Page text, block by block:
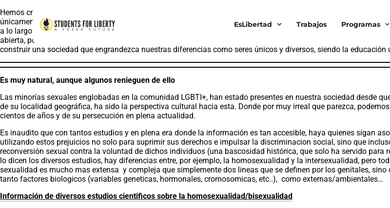
EsLibertad Trabajos Programas
Hemos crecido rodeados de personas que nos han hecho creer que, de forma reduccionista y sesgada, temas
únicamente de dos líneas únicas y obligatorias, supuestamente definidas por tu sexo al nacer (hombre y
a lo largo y ancho de sus vidas, ya no solo siendo discriminados, sino directamente perseguidos y violentados.
abierta, por ello no solo resulta fundamental defender cada una de sus libertades y derechos, sino
construir una sociedad que engrandezca nuestras diferencias como seres únicos y diversos, siendo la
Es muy natural, aunque algunos renieguen de ello
Las minorías sexuales englobadas en la comunidad LGBTI+, han estado presentes en nuestra sociedad desde
de su localidad geográfica, ha sido la perspectiva cultural hacia esta. Donde por muy irreal que parezca,
cientos de años y de su persecución en plena actualidad.
Es inaudito que con tantos estudios y en plena era donde la información es tan accesible, haya quienes sigan
utilizando estos prejuicios no solo para suprimir sus derechos e impulsar la discriminacion social, sino que
reconversión sexual contra la voluntad de dichos individuos (una bascosidad histórica, que solo ha servido
lo dicen los diversos estudios, hay diferencias entre, por ejemplo, la homosexualidad y la intersexualidad, pero
sexualidad es mucho mas extensa y compleja que simplemente dos lineas que se definen por los genitales,
tanto factores biologicos (variables geneticas, hormonales, cromosomicas, etc..), como externas/ambientales…
Información de diversos estudios cientificos sobre la homosexualidad/bisexualidad